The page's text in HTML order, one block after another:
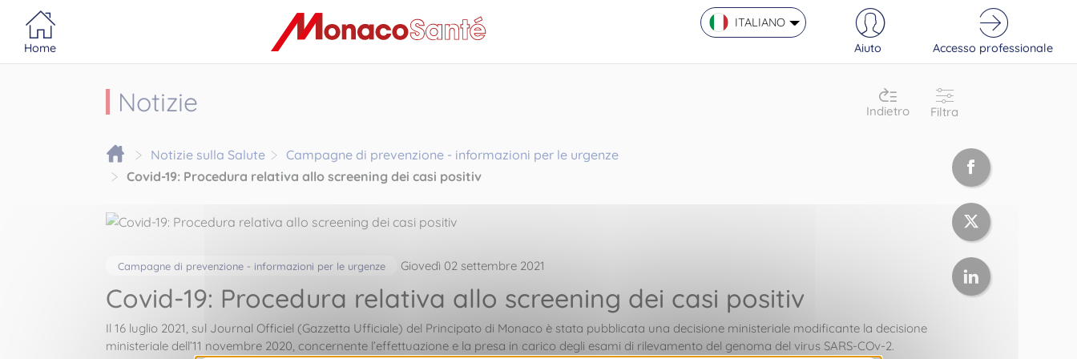
Home
Portail MonacoSante
ITALIANO
Aiuto
Accesso professionale
Notizie Indietro Filtra
Notizie sulla Salute
Campagne di prevenzione - informazioni per le urgenze
Covid-19: Procedura relativa allo screening dei casi positiv
Campagne di prevenzione - informazioni per le urgenze Giovedì 02 settembre 2021
Covid-19: Procedura relativa allo screening dei casi positiv
Il 16 luglio 2021, sul Journal Officiel (Gazzetta Ufficiale) del Principato di Monaco è stata pubblicata una decisione ministeriale modificante la decisione
ministeriale dell’11 novembre 2020, concernente l’effettuazione e la presa in carico degli esami di rilevamento del genoma del virus SARS-COv-2.
Pannello di gestione dei cookie